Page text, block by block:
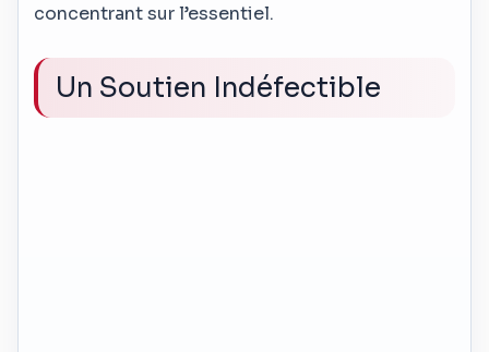
concentrant sur l’essentiel.
Un Soutien Indéfectible